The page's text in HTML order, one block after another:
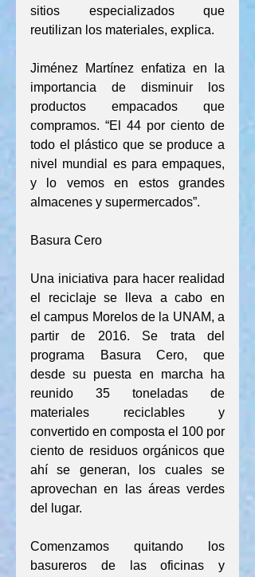
sitios especializados que
reutilizan los materiales, explica.
Jiménez Martínez enfatiza en la
importancia de disminuir los
productos empacados que
compramos. “El 44 por ciento de
todo el plástico que se produce a
nivel mundial es para empaques,
y lo vemos en estos grandes
almacenes y supermercados”.
Basura Cero
Una iniciativa para hacer realidad
el reciclaje se lleva a cabo en
el campus Morelos de la UNAM, a
partir de 2016. Se trata del
programa Basura Cero, que
desde su puesta en marcha ha
reunido 35 toneladas de
materiales reciclables y
convertido en composta el 100 por
ciento de residuos orgánicos que
ahí se generan, los cuales se
aprovechan en las áreas verdes
del lugar.
Comenzamos quitando los
basureros de las oficinas y